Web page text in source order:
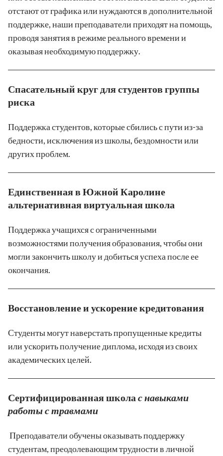
отстают от графика или нуждаются в дополнительной
поддержке, наши преподаватели приходят на помощь,
проводя занятия в режиме реального времени и
оказывая необходимую поддержку.
Спасательный круг для студентов группы
риска
Поддержка студентов, которые сбились с пути из-за
бедности, исключения из школы, бездомности или
других проблем.
Единственная в Южной Каролине
альтернативная виртуальная школа
Поддержка учащихся с ограниченными
возможностями получения образования, чтобы они
могли закончить школу и добиться успеха после ее
окончания.
Восстановление и ускорение кредитования
Студенты могут наверстать пропущенные кредиты
или ускорить получение диплома, исходя из своих
академических целей.
Сертифицированная школа с навыками
работы с травмами
Преподаватели обучены оказывать поддержку
студентам, преодолевающим трудности в личной